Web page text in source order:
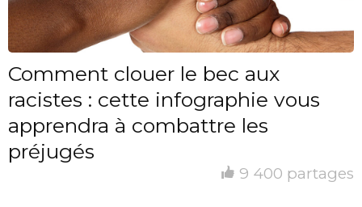
Comment clouer le bec aux
racistes : cette infographie vous
apprendra à combattre les
préjugés
9 400 partages